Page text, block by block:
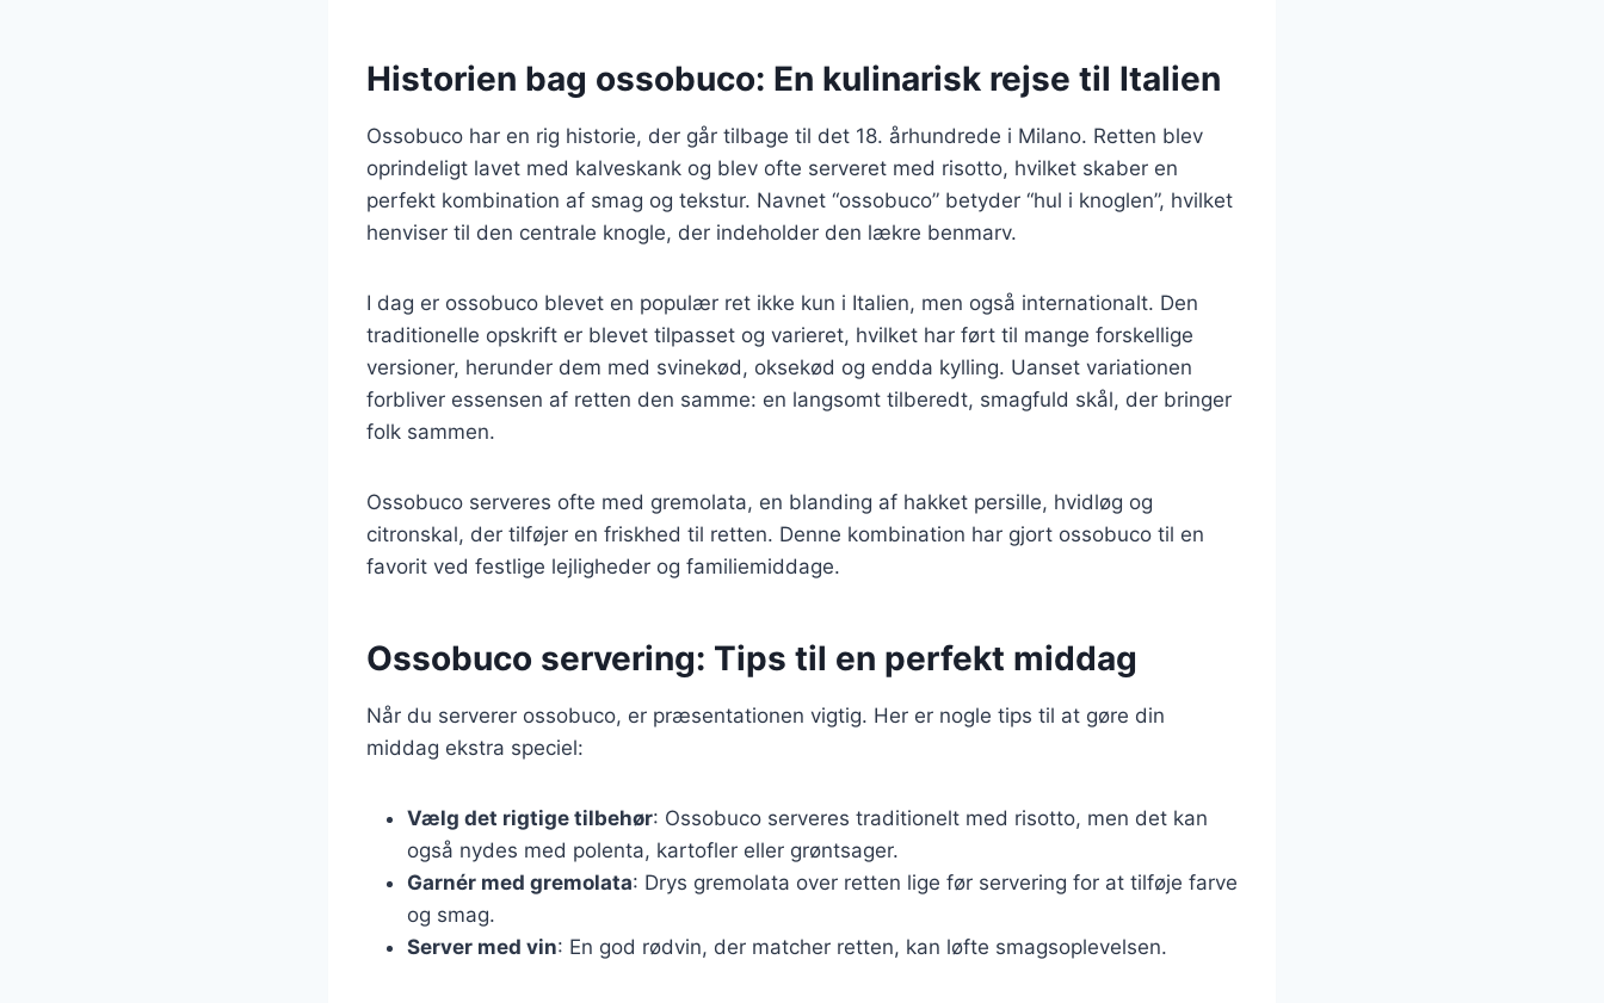
Historien bag ossobuco: En kulinarisk rejse til Italien
Ossobuco har en rig historie, der går tilbage til det 18. århundrede i Milano. Retten blev
oprindeligt lavet med kalveskank og blev ofte serveret med risotto, hvilket skaber en
perfekt kombination af smag og tekstur. Navnet “ossobuco” betyder “hul i knoglen”, hvilket
henviser til den centrale knogle, der indeholder den lækre benmarv.
I dag er ossobuco blevet en populær ret ikke kun i Italien, men også internationalt. Den
traditionelle opskrift er blevet tilpasset og varieret, hvilket har ført til mange forskellige
versioner, herunder dem med svinekød, oksekød og endda kylling. Uanset variationen
forbliver essensen af retten den samme: en langsomt tilberedt, smagfuld skål, der bringer
folk sammen.
Ossobuco serveres ofte med gremolata, en blanding af hakket persille, hvidløg og
citronskal, der tilføjer en friskhed til retten. Denne kombination har gjort ossobuco til en
favorit ved festlige lejligheder og familiemiddage.
Ossobuco servering: Tips til en perfekt middag
Når du serverer ossobuco, er præsentationen vigtig. Her er nogle tips til at gøre din
middag ekstra speciel:
Vælg det rigtige tilbehør: Ossobuco serveres traditionelt med risotto, men det kan
også nydes med polenta, kartofler eller grøntsager.
Garnér med gremolata: Drys gremolata over retten lige før servering for at tilføje farve
og smag.
Server med vin: En god rødvin, der matcher retten, kan løfte smagsoplevelsen.